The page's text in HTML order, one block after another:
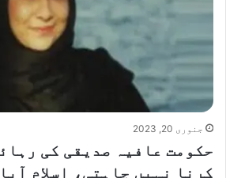
جنوری 20, 2023
حکومت عافیہ صدیقی کی
کرنا نہیں چاہتی، اسلام